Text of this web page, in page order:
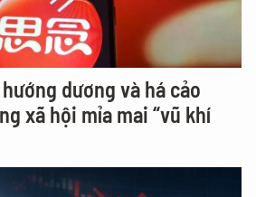
dương và há cảo
xã hội mỉa mai “vũ khí